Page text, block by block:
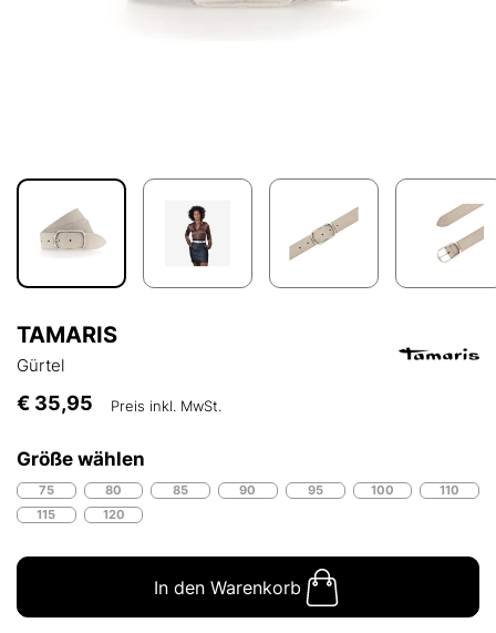
TAMARIS
Gürtel
€ 35,95 Preis inkl. MwSt.
Größe wählen
75 80 85 90 95 100
110
115
120
In den Warenkorb